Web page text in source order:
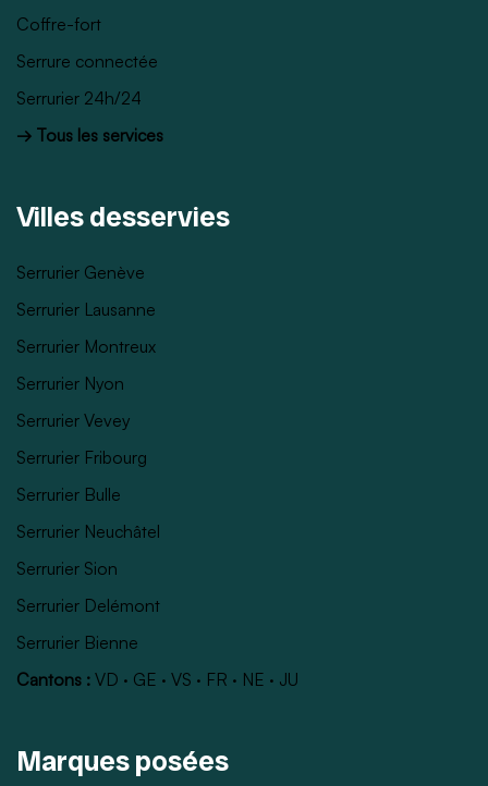
Coffre-fort
Serrure connectée
Serrurier 24h/24
→ Tous les services
Villes desservies
Serrurier Genève
Serrurier Lausanne
Serrurier Montreux
Serrurier Nyon
Serrurier Vevey
Serrurier Fribourg
Serrurier Bulle
Serrurier Neuchâtel
Serrurier Sion
Serrurier Delémont
Serrurier Bienne
Cantons : VD · GE · VS · FR · NE · JU
Marques posées